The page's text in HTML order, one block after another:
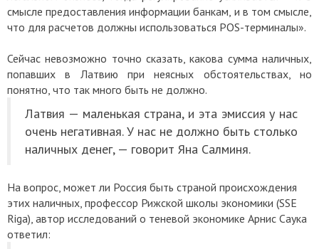
смысле предоставления информации банкам, и в том смысле,
что для расчетов должны использоваться POS-терминалы».
Сейчас невозможно точно сказать, какова сумма наличных,
попавших в Латвию при неясных обстоятельствах, но
понятно, что так много быть не должно.
Латвия — маленькая страна, и эта эмиссия у нас
очень негативная. У нас не должно быть столько
наличных денег, — говорит Яна Салминя.
На вопрос, может ли Россия быть страной происхождения
этих наличных, профессор Рижской школы экономики (SSE
Riga), автор исследований о теневой экономике Арнис Саука
ответил: